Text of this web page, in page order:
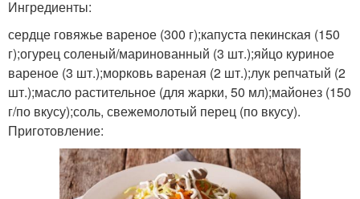
Ингредиенты:
сердце говяжье вареное (300 г);капуста пекинская (150
г);огурец соленый/маринованный (3 шт.);яйцо куриное
вареное (3 шт.);морковь вареная (2 шт.);лук репчатый (2
шт.);масло растительное (для жарки, 50 мл);майонез (150
г/по вкусу);соль, свежемолотый перец (по вкусу).
Приготовление: